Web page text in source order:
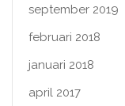
september 2019
februari 2018
januari 2018
april 2017